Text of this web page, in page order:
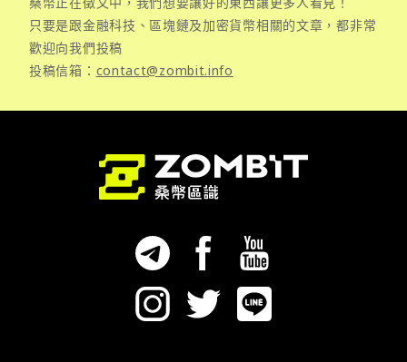
只要是跟金融科技、區塊鏈及加密貨幣相關的文章，都非常
歡迎向我們投稿
投稿信箱： contact@zombit.info